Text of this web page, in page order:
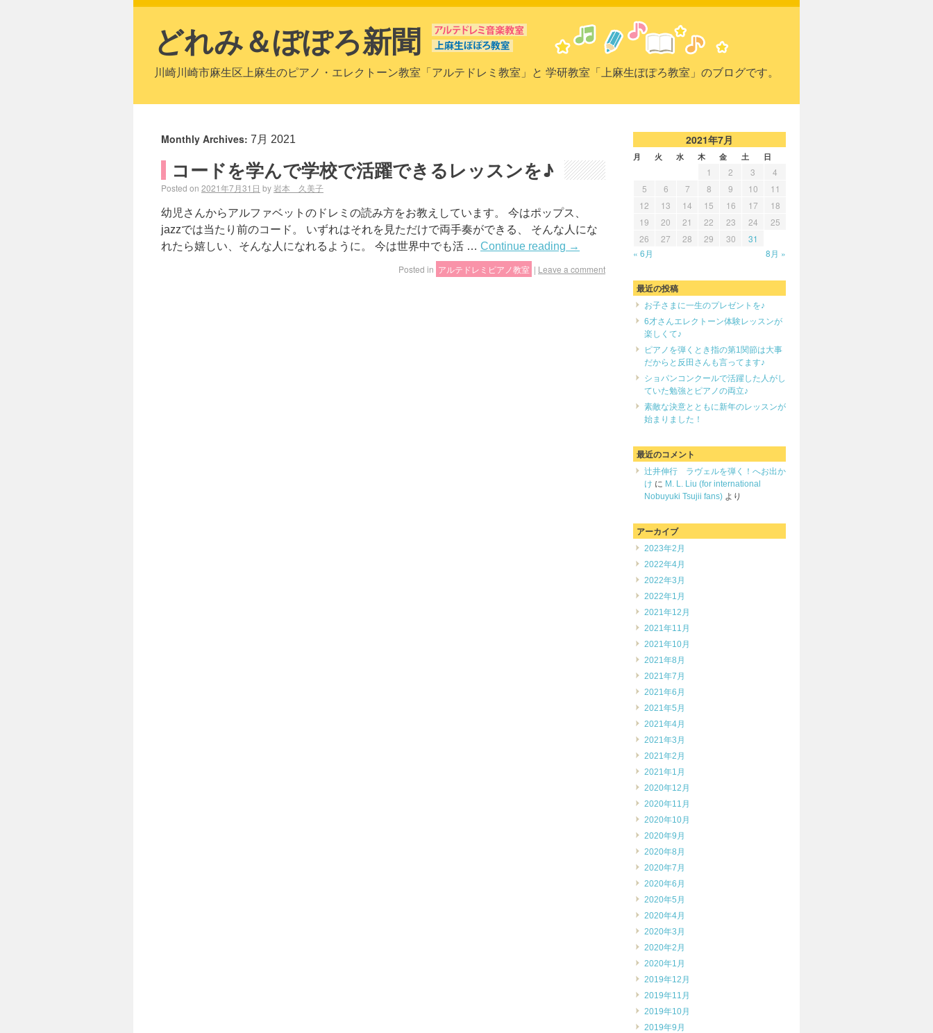
どれみ＆ぽぽろ新聞
川崎川崎市麻生区上麻生のピアノ・エレクトーン教室「アルテドレミ教室」と 学研教室「上麻生ぽぽろ教室」のブログです。
Monthly Archives: 7月 2021
コードを学んで学校で活躍できるレッスンを♪
Posted on 2021年7月31日 by 岩本 久美子
幼児さんからアルファベットのドレミの読み方をお教えしています。 今はポップス、
jazzでは当たり前のコード。 いずれはそれを見ただけで両手奏ができる、 そんな人にな
れたら嬉しい、そんな人になれるように。 今は世界中でも活 … Continue reading →
Posted in アルテドレミピアノ教室 | Leave a comment
2021年7月
月 火 水 木 金 土 日
« 6月 8月 »
1 2 3
4
5
6 7 8 9 10
11
12
13 14 15 16 17
18
19
20 21 22 23 24
25
26
27 28 29 30 31
最近の投稿
お子さまに一生のプレゼントを♪
6才さんエレクトーン体験レッスンが
楽しくて♪
ピアノを弾くとき指の第1関節は大事
だからと反田さんも言ってます♪
ショパンコンクールで活躍した人がし
ていた勉強とピアノの両立♪
素敵な決意とともに新年のレッスンが
始まりました！
最近のコメント
辻井伸行 ラヴェルを弾く！へお出か
け に M. L. Liu (for international
Nobuyuki Tsujii fans)より
アーカイブ
2023年2月
2022年4月
2022年3月
2022年1月
2021年12月
2021年11月
2021年10月
2021年8月
2021年7月
2021年6月
2021年5月
2021年4月
2021年3月
2021年2月
2021年1月
2020年12月
2020年11月
2020年10月
2020年9月
2020年8月
2020年7月
2020年6月
2020年5月
2020年4月
2020年3月
2020年2月
2020年1月
2019年12月
2019年11月
2019年10月
2019年9月